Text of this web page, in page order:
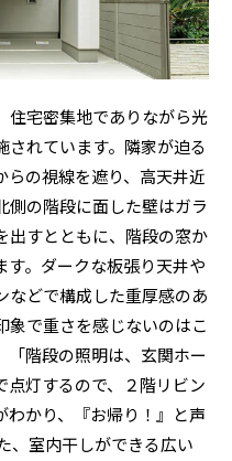
住宅密集地でありながら光
されています。隣家が迫る
らの視線を遮り、高天井近
側の階段に面した壁はガラ
出すとともに、階段の窓か
す。ダークな板張り天井や
などで構成した重厚感のあ
象で重さを感じないのはこ
「階段の照明は、玄関ホー
点灯するので、２階リビン
わかり、『お帰り！』と声
、室内干しができる広い